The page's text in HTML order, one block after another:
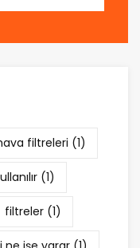
filtreleri (1)
(1)
filtreler (1)